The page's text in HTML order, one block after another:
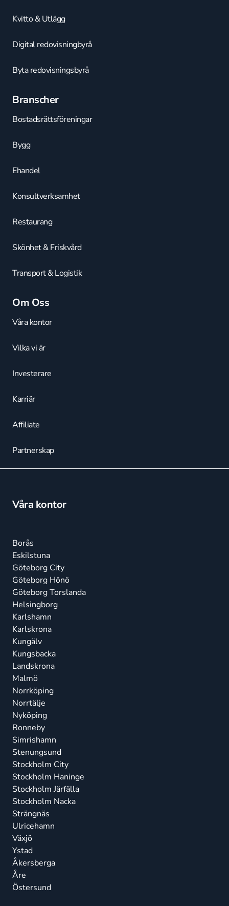
Kvitto & Utlägg
Digital redovisningbyrå
Byta redovisningsbyrå
Branscher
Bostadsrättsföreningar
Bygg
Ehandel
Konsultverksamhet
Restaurang
Skönhet & Friskvård
Transport & Logistik
Om Oss
Våra kontor
Vilka vi är
Investerare
Karriär
Affiliate
Partnerskap
Våra kontor
Borås
Eskilstuna
Göteborg City
Göteborg Hönö
Göteborg Torslanda
Helsingborg
Karlshamn
Karlskrona
Kungälv
Kungsbacka
Landskrona
Malmö
Norrköping
Norrtälje
Nyköping
Ronneby
Simrishamn
Stenungsund
Stockholm City
Stockholm Haninge
Stockholm Järfälla
Stockholm Nacka
Strängnäs
Ulricehamn
Växjö
Ystad
Åkersberga
Åre
Östersund